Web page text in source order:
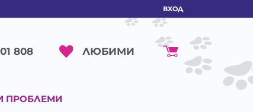
ВХОД
808 ЛЮБИМИ
ПРОБЛЕМИ